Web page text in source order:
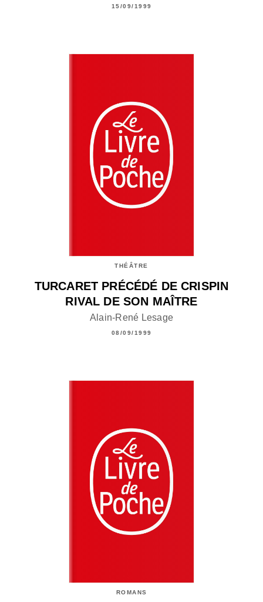
15/09/1999
THÉÂTRE
TURCARET PRÉCÉDÉ DE CRISPIN
RIVAL DE SON MAÎTRE
Alain-René Lesage
08/09/1999
ROMANS